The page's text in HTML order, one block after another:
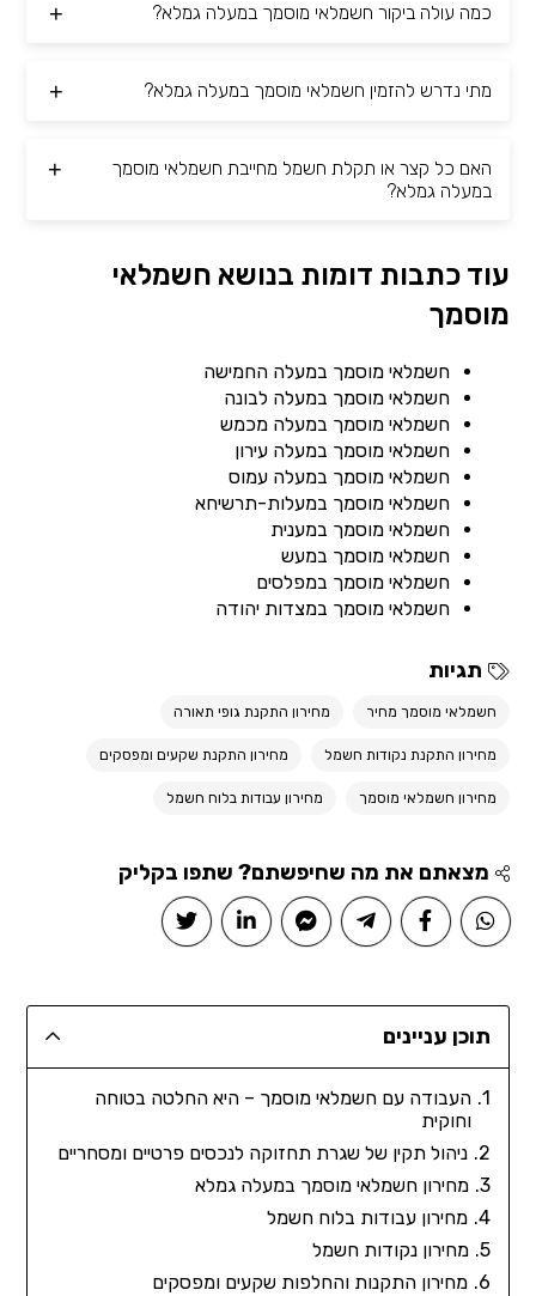
כמה עולה ביקור חשמלאי מוסמך במעלה גמלא?
מתי נדרש להזמין חשמלאי מוסמך במעלה גמלא?
האם כל קצר או תקלת חשמל מחייבת חשמלאי מוסמך
במעלה גמלא?
עוד כתבות דומות בנושא חשמלאי
מוסמך
חשמלאי מוסמך במעלה החמישה
חשמלאי מוסמך במעלה לבונה
חשמלאי מוסמך במעלה מכמש
חשמלאי מוסמך במעלה עירון
חשמלאי מוסמך במעלה עמוס
חשמלאי מוסמך במעלות-תרשיחא
חשמלאי מוסמך במענית
חשמלאי מוסמך במעש
חשמלאי מוסמך במפלסים
חשמלאי מוסמך במצדות יהודה
תגיות
חשמלאי מוסמך מחיר מחירון התקנת גופי תאורה
מחירון התקנת נקודות חשמל מחירון התקנת שקעים ומפסקים
מחירון חשמלאי מוסמך מחירון עבודות בלוח חשמל
מצאתם את מה שחיפשתם? שתפו בקליק
תוכן עניינים
העבודה עם חשמלאי מוסמך – היא החלטה בטוחה
וחוקית
ניהול תקין של שגרת תחזוקה לנכסים פרטיים ומסחריים
מחירון חשמלאי מוסמך במעלה גמלא
מחירון עבודות בלוח חשמל
מחירון נקודות חשמל
מחירון התקנות והחלפות שקעים ומפסקים